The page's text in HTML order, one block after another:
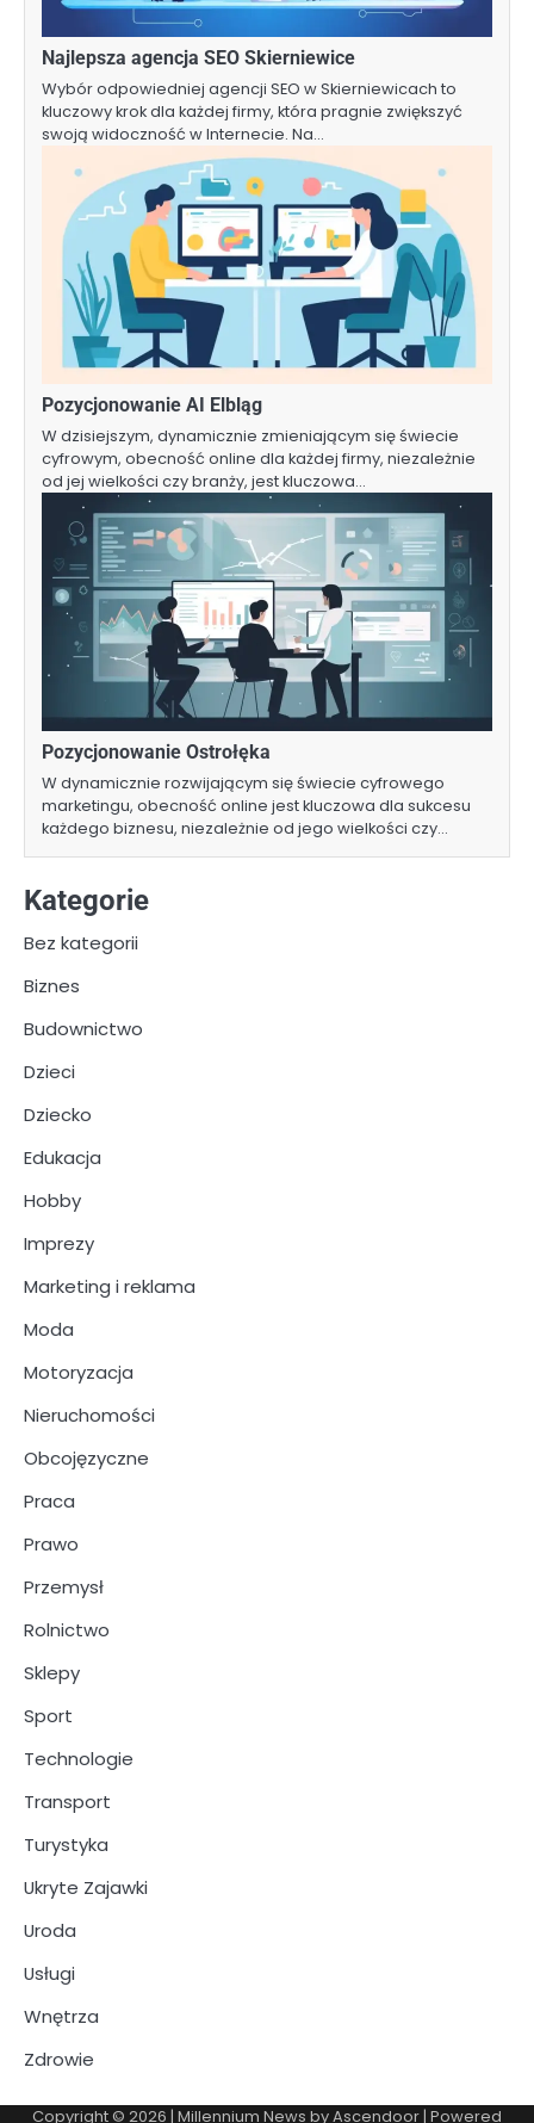
Najlepsza agencja SEO Skierniewice
Wybór odpowiedniej agencji SEO w Skierniewicach to
kluczowy krok dla każdej firmy, która pragnie zwiększyć
swoją widoczność w Internecie. Na…
Pozycjonowanie AI Elbląg
W dzisiejszym, dynamicznie zmieniającym się świecie
cyfrowym, obecność online dla każdej firmy, niezależnie
od jej wielkości czy branży, jest kluczowa…
Pozycjonowanie Ostrołęka
W dynamicznie rozwijającym się świecie cyfrowego
marketingu, obecność online jest kluczowa dla sukcesu
każdego biznesu, niezależnie od jego wielkości czy…
Kategorie
Bez kategorii
Biznes
Budownictwo
Dzieci
Dziecko
Edukacja
Hobby
Imprezy
Marketing i reklama
Moda
Motoryzacja
Nieruchomości
Obcojęzyczne
Praca
Prawo
Przemysł
Rolnictwo
Sklepy
Sport
Technologie
Transport
Turystyka
Ukryte Zajawki
Uroda
Usługi
Wnętrza
Zdrowie
Copyright © 2026 | Millennium News byAscendoor| Powered